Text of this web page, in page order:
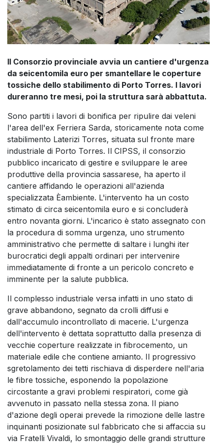
Il Consorzio provinciale avvia un cantiere d'urgenza
da seicentomila euro per smantellare le coperture
tossiche dello stabilimento di Porto Torres. I lavori
dureranno tre mesi, poi la struttura sarà abbattuta.
Sono partiti i lavori di bonifica per ripulire dai veleni
l'area dell'ex Ferriera Sarda, storicamente nota come
stabilimento Laterizi Torres, situata sul fronte mare
industriale di Porto Torres. Il CIPSS, il consorzio
pubblico incaricato di gestire e sviluppare le aree
produttive della provincia sassarese, ha aperto il
cantiere affidando le operazioni all'azienda
specializzata Èambiente. L'intervento ha un costo
stimato di circa seicentomila euro e si concluderà
entro novanta giorni. L'incarico è stato assegnato con
la procedura di somma urgenza, uno strumento
amministrativo che permette di saltare i lunghi iter
burocratici degli appalti ordinari per intervenire
immediatamente di fronte a un pericolo concreto e
imminente per la salute pubblica.
Il complesso industriale versa infatti in uno stato di
grave abbandono, segnato da crolli diffusi e
dall'accumulo incontrollato di macerie. L'urgenza
dell'intervento è dettata soprattutto dalla presenza di
vecchie coperture realizzate in fibrocemento, un
materiale edile che contiene amianto. Il progressivo
sgretolamento dei tetti rischiava di disperdere nell'aria
le fibre tossiche, esponendo la popolazione
circostante a gravi problemi respiratori, come già
avvenuto in passato nella stessa zona. Il piano
d'azione degli operai prevede la rimozione delle lastre
inquinanti posizionate sul fabbricato che si affaccia su
via Fratelli Vivaldi, lo smontaggio delle grandi strutture